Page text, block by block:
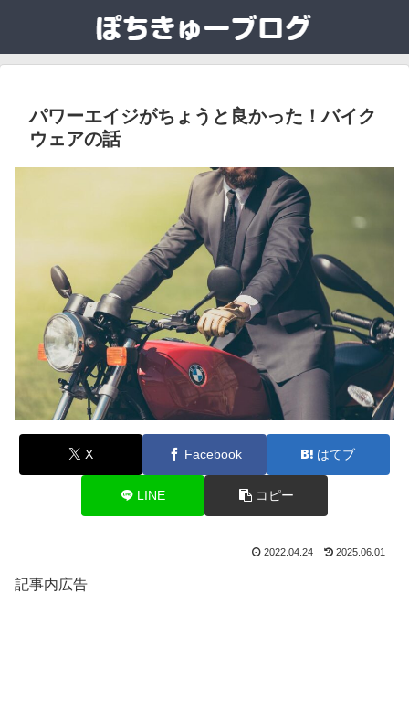
パワーエイジがちょうと良かった！バイク
ウェアの話
X Facebook はてブ
LINE コピー
2022.04.24 2025.06.01
記事内広告